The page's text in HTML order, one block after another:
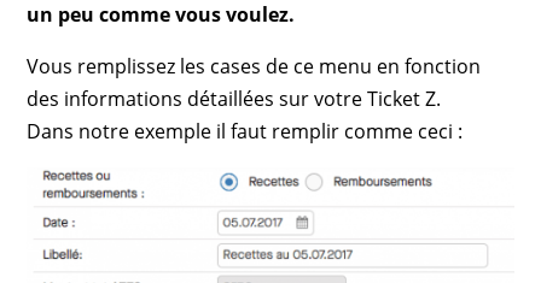
un peu comme vous voulez.
Vous remplissez les cases de ce menu en fonction
des informations détaillées sur votre Ticket Z.
Dans notre exemple il faut remplir comme ceci :